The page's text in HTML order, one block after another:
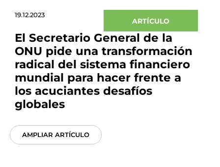
19.12.2023
ARTÍCULO
El Secretario General de la
ONU pide una transformación
radical del sistema financiero
mundial para hacer frente a
los acuciantes desafíos
globales
AMPLIAR ARTÍCULO